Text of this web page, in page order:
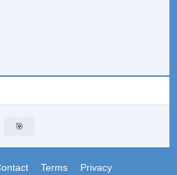
🎯
Terms Privacy